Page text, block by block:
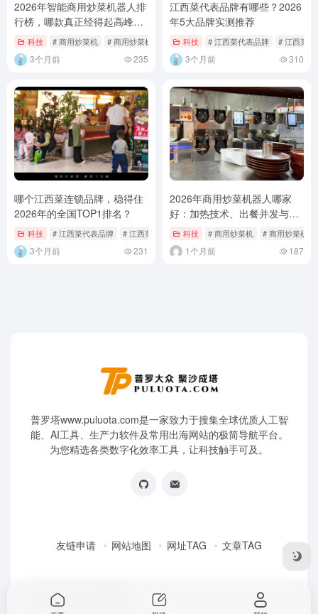
2026年智能商用炒菜机器人排
行榜，哪款真正经得起高峰期
考验？
科技 # 商用炒菜机 # 商用炒菜机器人 # 小锅鲜炒机
3个月前 235
江西菜代表品牌有哪些？2026
年5大品牌实测推荐
科技 # 江西菜代表品牌 # 江西菜
3个月前 310
哪个江西菜连锁品牌，稳得住
2026年的全国TOP1排名？
科技 # 江西菜代表品牌 # 江西菜连锁品牌 # 江西菜连锁排名
3个月前 231
2026年商用炒菜机器人哪家
好：加热技术、出餐并发与系
统安全全面对比
科技 # 商用炒菜机 # 商用炒菜机器
1个月前 187
普罗塔www.puluota.com是一家致力于搜集全球优质人工智
能、AI工具、生产力软件及常用出海网站的极简导航平台。
为您精选各类数字化效率工具，让科技触手可及。
友链申请 网站地图 网址TAG 文章TAG
Copyright © 2026